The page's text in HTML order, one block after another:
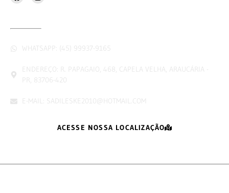
WHATSAPP: (45) 99937-9165
ENDEREÇO: R. PAPAGAIO, 468, CAPELA VELHA, ARAUCÁRIA -
PR, 83706-420
E-MAIL: SADILESKE2010@HOTMAIL.COM
ACESSE NOSSA LOCALIZAÇÃO